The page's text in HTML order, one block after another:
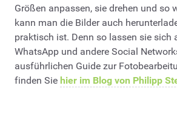
Größen anpassen, sie drehen und so
kann man die Bilder auch
praktisch ist. Denn so lassen sie sich
WhatsApp und andere Social
ausführlichen Guide zur
finden Sie hier im Blog von Philipp